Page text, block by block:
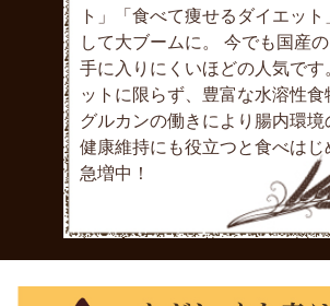
ト」「食べて痩せるダイエット
して大ブームに。 今でも国産
手に入りにくいほどの人気です
ットに限らず、豊富な水溶性食
グルカンの働きにより腸内環境
健康維持にも役立つと食べはじ
急増中！